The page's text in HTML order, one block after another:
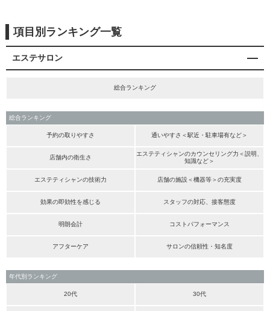
項目別ランキング一覧
エステサロン
総合ランキング
総合ランキング
予約の取りやすさ 通いやすさ＜駅近・駐車場有など＞
店舗内の衛生さ
エステティシャンのカウンセリング力＜説明、
知識など＞
エステティシャンの技術力 店舗の施設＜機器等＞の充実度
効果の即効性を感じる スタッフの対応、接客態度
明朗会計 コストパフォーマンス
アフターケア サロンの信頼性・知名度
年代別ランキング
20代 30代